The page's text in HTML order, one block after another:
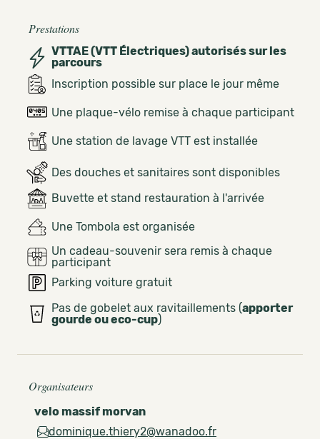
Prestations
VTTAE (VTT Électriques) autorisés sur les
parcours
Inscription possible sur place le jour même
Une plaque-vélo remise à chaque participant
Une station de lavage VTT est installée
Des douches et sanitaires sont disponibles
Buvette et stand restauration à l'arrivée
Une Tombola est organisée
Un cadeau-souvenir sera remis à chaque
participant
Parking voiture gratuit
Pas de gobelet aux ravitaillements (apporter
gourde ou eco-cup)
Organisateurs
velo massif morvan
dominique.thiery2@wanadoo.fr